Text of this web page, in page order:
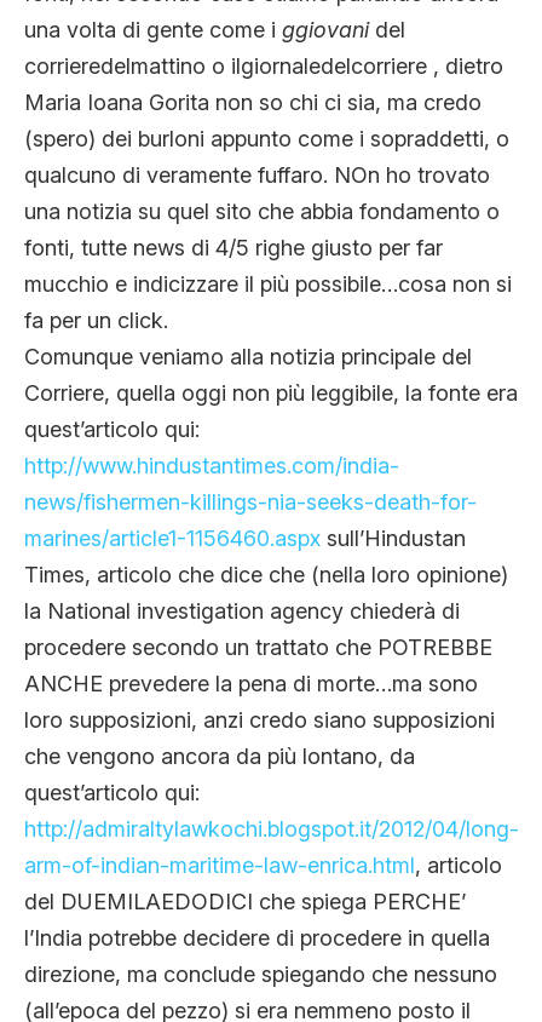
una volta di gente come i ggiovanidel
corrieredelmattino o ilgiornaledelcorriere , dietro
Maria Ioana Gorita non so chi ci sia, ma credo
(spero) dei burloni appunto come i sopraddetti, o
qualcuno di veramente fuffaro. NOn ho trovato
una notizia su quel sito che abbia fondamento o
fonti, tutte news di 4/5 righe giusto per far
mucchio e indicizzare il più possibile…cosa non si
fa per un click.
Comunque veniamo alla notizia principale del
Corriere, quella oggi non più leggibile, la fonte era
quest’articolo qui:
http://www.hindustantimes.com/india-
news/fishermen-killings-nia-seeks-death-for-
marines/article1-1156460.aspx sull’Hindustan
Times, articolo che dice che (nella loro opinione)
la National investigation agency chiederà di
procedere secondo un trattato che POTREBBE
ANCHE prevedere la pena di morte…ma sono
loro supposizioni, anzi credo siano supposizioni
che vengono ancora da più lontano, da
quest’articolo qui:
http://admiraltylawkochi.blogspot.it/2012/04/long-
arm-of-indian-maritime-law-enrica.html, articolo
del DUEMILAEDODICI che spiega PERCHE’
l’India potrebbe decidere di procedere in quella
direzione, ma conclude spiegando che nessuno
(all’epoca del pezzo) si era nemmeno posto il